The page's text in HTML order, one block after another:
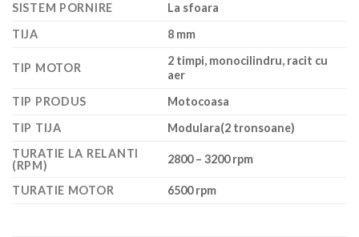
SISTEM PORNIRE
La sfoara
TIJA
8 mm
TIP MOTOR
2 timpi, monocilindru, racit cu
aer
TIP PRODUS
Motocoasa
TIP TIJA
Modulara(2 tronsoane)
TURATIE LA RELANTI
(RPM)
2800 – 3200 rpm
TURATIE MOTOR 6500 rpm